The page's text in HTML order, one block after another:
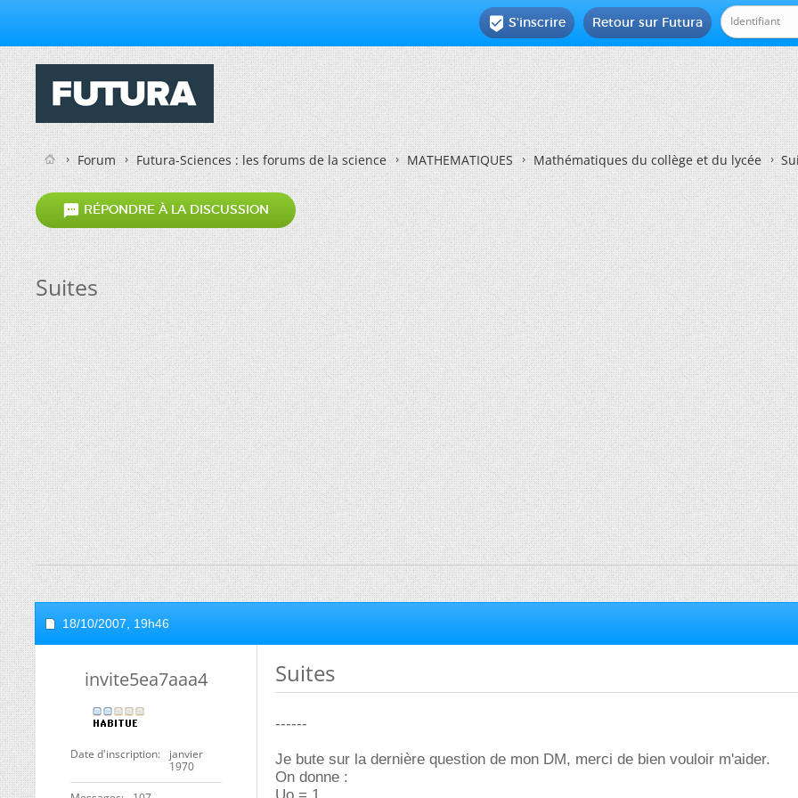
Retour sur Futura
 S'inscrire
Forum Futura-Sciences : les forums de la science MATHEMATIQUES Mathématiques du collège et du lycée
 RÉPONDRE À LA DISCUSSION
Suites
18/10/2007, 19h46
invite5ea7aaa4
Date d'inscription
janvier
1970
Suites
------
Je bute sur la dernière question de mon DM, merci de bien vouloir m'aider.
On donne :